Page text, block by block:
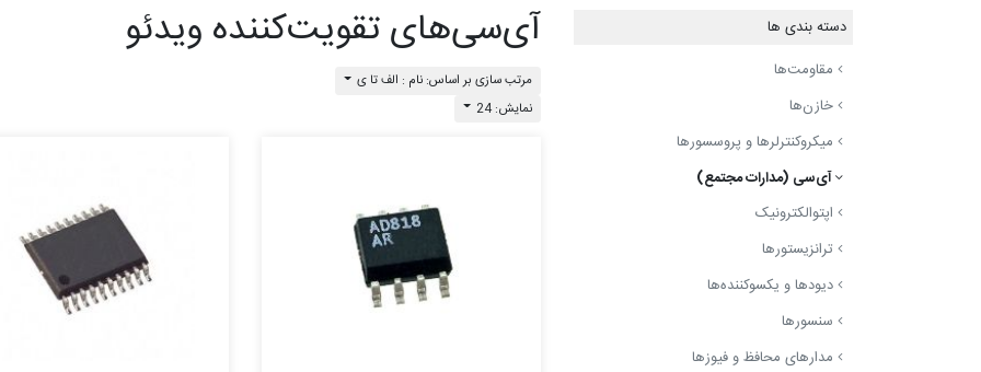
دسته بندی ها
مقاومت‌ها
خازن‌ها
میکروکنترلرها و پروسسورها
آی‌سی (مدارات مجتمع)
اپتوالکترونیک
ترانزیستورها
دیودها و یکسوکننده‌ها
سنسورها
مدارهای محافظ و فیوزها
آی‌سی‌های تقویت‌کننده ویدئو
مرتب سازی بر اساس: نام : الف تا ی
نمایش: 24